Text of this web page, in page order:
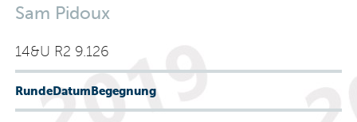
Sam Pidoux
14&U R2 9.126
RundeDatumBegegnung